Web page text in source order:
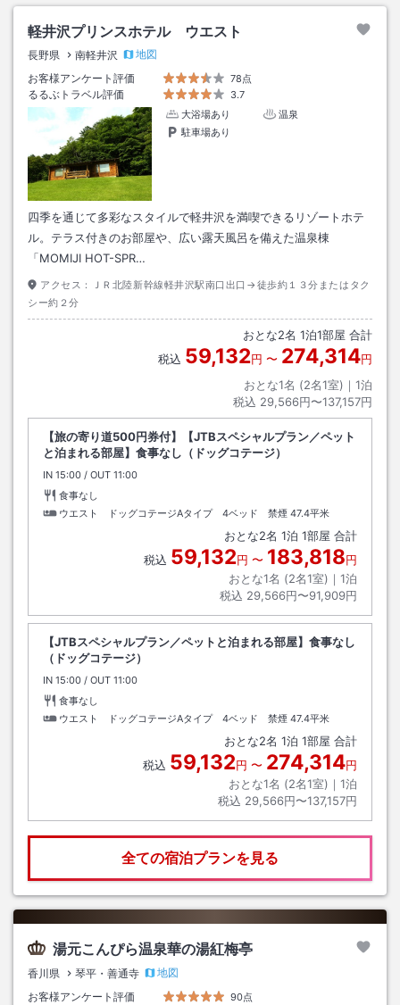
軽井沢プリンスホテル ウエスト
長野県 南軽井沢
地図
お客様アンケート評価
78点
るるぶトラベル評価
3.7
大浴場あり
温泉
駐車場あり
四季を通じて多彩なスタイルで軽井沢を満喫できるリゾートホテ
ル。テラス付きのお部屋や、広い露天風呂を備えた温泉棟
「MOMIJI HOT-SPR…
アクセス：
ＪＲ北陸新幹線軽井沢駅南口出口→徒歩約１３分またはタク
シー約２分
おとな2名 1泊1部屋 合計
税込 59,132円 〜 274,314円
おとな1名 (2名1室)｜ 1泊
税込 29,566円〜137,157円
【旅の寄り道500円券付】【JTBスペシャルプラン／ペット
と泊まれる部屋】食事なし（ドッグコテージ）
IN チェックイン
15:00 / OUT チェックアウト
11:00
食事なし
ウエスト ドッグコテージAタイプ 4ベッド 禁煙 47.4平米
おとな2名 1泊 1部屋 合計
税込 59,132円 〜 183,818円
おとな1名 (2名1室)｜ 1泊
税込 29,566円〜91,909円
【JTBスペシャルプラン／ペットと泊まれる部屋】食事なし
（ドッグコテージ）
IN チェックイン
15:00 / OUT チェックアウト
11:00
食事なし
ウエスト ドッグコテージAタイプ 4ベッド 禁煙 47.4平米
おとな2名 1泊 1部屋 合計
税込 59,132円 〜 274,314円
おとな1名 (2名1室)｜ 1泊
税込 29,566円〜137,157円
全ての宿泊プランを見る
湯元こんぴら温泉華の湯紅梅亭
香川県 琴平・善通寺
地図
お客様アンケート評価
90点